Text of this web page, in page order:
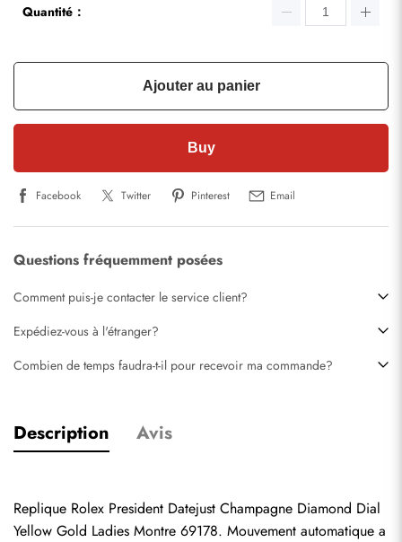
Quantité：
Ajouter au panier
Buy
Facebook Twitter Pinterest Email
Questions fréquemment posées
Comment puis-je contacter le service client?
Expédiez-vous à l'étranger?
Combien de temps faudra-t-il pour recevoir ma commande?
Description Avis
Replique Rolex President Datejust Champagne Diamond Dial
Yellow Gold Ladies Montre 69178. Mouvement automatique a